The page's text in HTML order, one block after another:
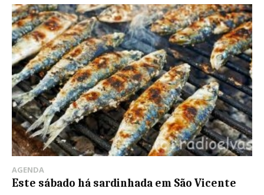
AGENDA
Este sábado há sardinhada em São Vicente